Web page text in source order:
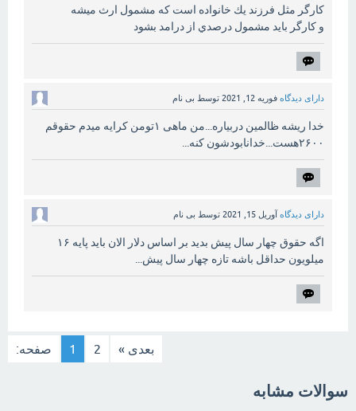
كارگر مثل فرزند يك خانواده است كه مشمول ارث ميشه
و كارگر بايد مشمول درصدي از درامد بشود
دارای دیدگاه فوریه 12, 2021 توسط بی نام
خدا ریشه ظالمین دربیاره...من ماهی ۱تومن کرایه میدم حقوقم
۲۶۰۰هست...خدانابودشون کنه...
دارای دیدگاه آوریل 15, 2021 توسط بی نام
اگه حقوق چهار سال پیش بدید بر اساس دلار الان باید پایه ۱۶
میلویون حداقل باشه تازه چهار سال پیش...
صفحه: 1 2 بعدی »
سوالات مشابه